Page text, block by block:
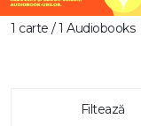
1 carte / 1 Audiobooks
Filtează